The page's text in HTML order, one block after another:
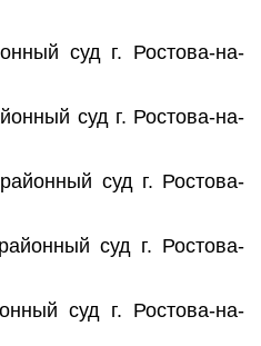
суд г. Ростова-на-
суд г. Ростова-на-
суд г. Ростова-
суд г. Ростова-
суд г. Ростова-на-